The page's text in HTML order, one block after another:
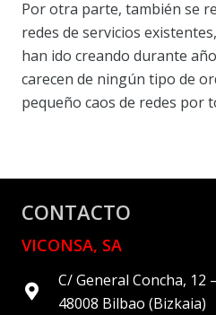
Por otra parte, también se
redes de servicios
han ido creando durante
carecen de ningún tipo de
pequeño caos de redes por
CONTACTO
VICONSA, SA
C/ General Concha, 12
48008 Bilbao (Bizkaia)